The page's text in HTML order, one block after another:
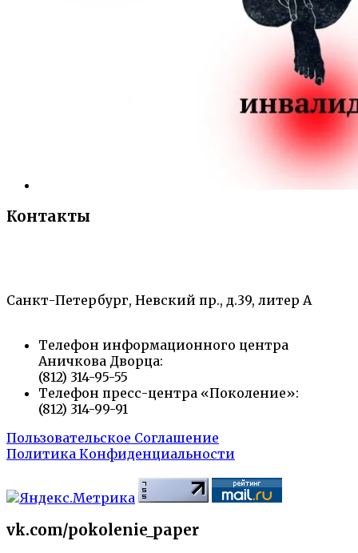
Контакты
Санкт-Петербург, Невский пр., д.39, литер А
Телефон информационного центра
Аничкова Дворца:
(812) 314-95-55
Телефон пресс-центра «Поколение»:
(812) 314-99-91
Пользовательское Соглашение
Политика Конфиденциальности
vk.com/pokolenie_paper